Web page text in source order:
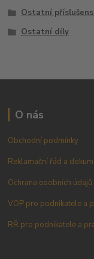
Ostatní
Ostatní díly
O nás
Obchodní podmínky
Reklamační řád a
Ochrana osobních údajů
VOP pro podnikatele a
RŘ pro podnikatele a